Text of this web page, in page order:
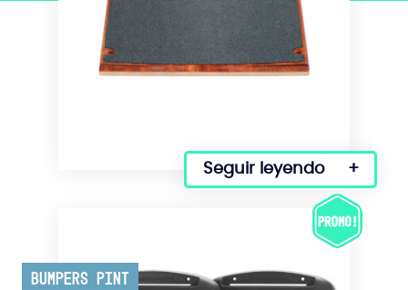
seleccionar
la
página
Seguir leyendo
Bumpers Pint